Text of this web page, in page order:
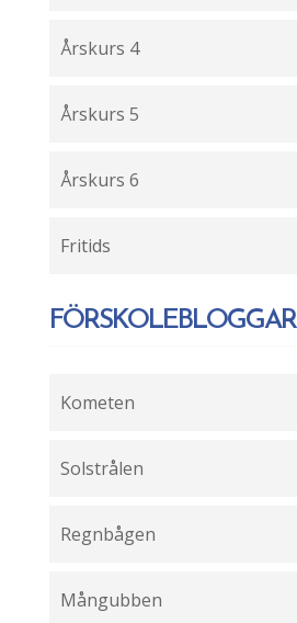
Årskurs 4
Årskurs 5
Årskurs 6
Fritids
FÖRSKOLEBLOGGAR
Kometen
Solstrålen
Regnbågen
Mångubben